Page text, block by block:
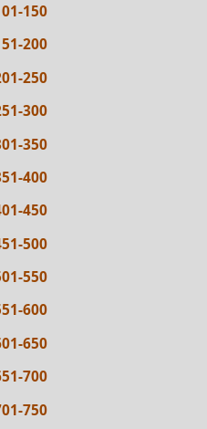
150
200
250
300
350
400
450
500
550
600
650
700
750